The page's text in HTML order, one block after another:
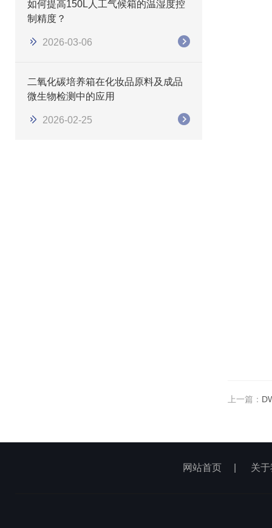
如何提高150L人工气候箱的温湿度控
制精度？
2026-03-06
二氧化碳培养箱在化妆品原料及成品
微生物检测中的应用
2026-02-25
上一篇：
网站首页 关